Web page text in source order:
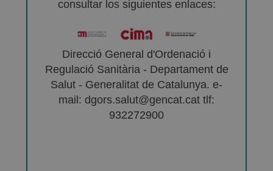
consultar los siguientes enlaces:
Direcció General d'Ordenació i
Regulació Sanitària - Departament de
Salut - Generalitat de Catalunya. e-
mail: dgors.salut@gencat.cat tlf:
932272900